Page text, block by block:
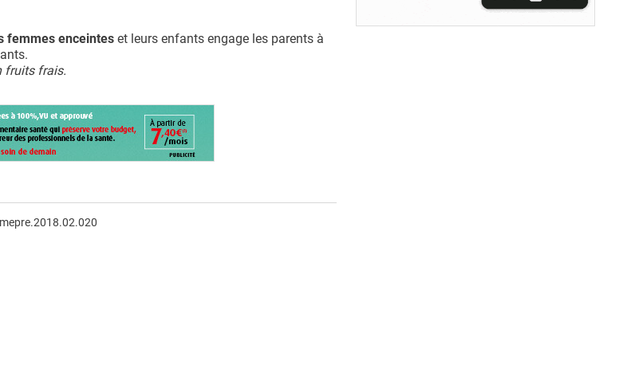
femmes enceintes et leurs enfants engage les parents à
fruits frais.